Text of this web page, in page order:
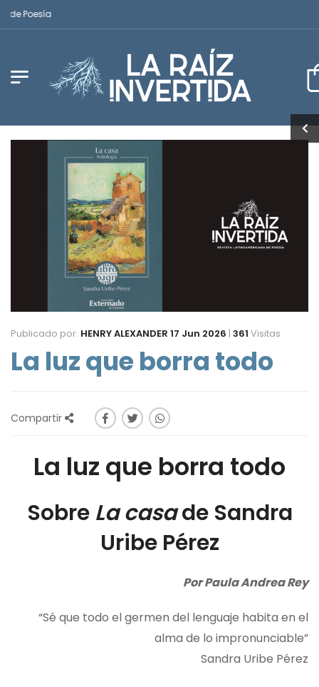
Poesía
Publicado por: HENRY ALEXANDER 17 Jun 2026 | 361 Visitas
La luz que borra todo
Compartir
La luz que borra todo
Sobre La casade Sandra
Uribe Pérez
Por Paula Andrea Rey
“Sé que todo el germen del lenguaje habita en el
alma de lo impronunciable”
Sandra Uribe Pérez